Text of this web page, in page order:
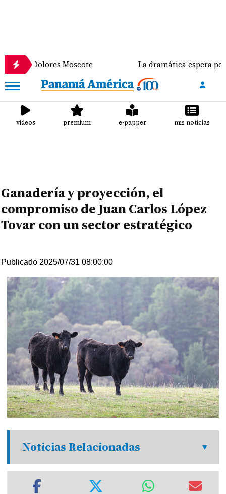
Moscote La dramática espera por un
videos premium e-papper mis noticias
Ganadería y proyección, el
compromiso de Juan Carlos López
Tovar con un sector estratégico
Publicado 2025/07/31 08:00:00
Noticias Relacionadas